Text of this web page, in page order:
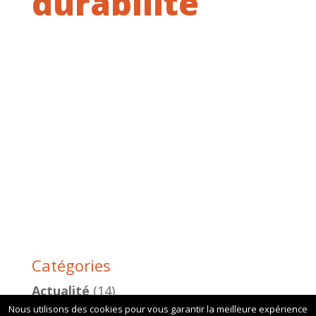
Catégories
Actualité(14)
Nous utilisons des cookies pour vous garantir la meilleure expérience